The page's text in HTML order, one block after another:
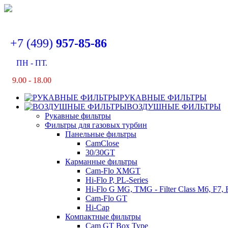
+7 (499) 957-85-86
ПН - ПТ.
9.00 - 18.00
РУКАВНЫЕ ФИЛЬТРЫ
ВОЗДУШНЫЕ ФИЛЬТРЫ
Рукавные фильтры
Фильтры для газовых турбин
Панельные фильтры
CamClose
30/30GT
Карманные фильтры
Cam-Flo XMGT
Hi-Flo P, PL-Series
Hi-Flo G MG, TMG - Filter Class M6, F7,
Cam-Flo GT
Hi-Cap
Компактные фильтры
Cam GT Box Type